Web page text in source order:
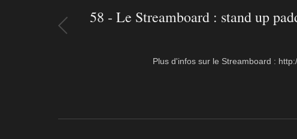
58 - Le Streamboard : stand up
Plus d'infos sur le Streamboard :